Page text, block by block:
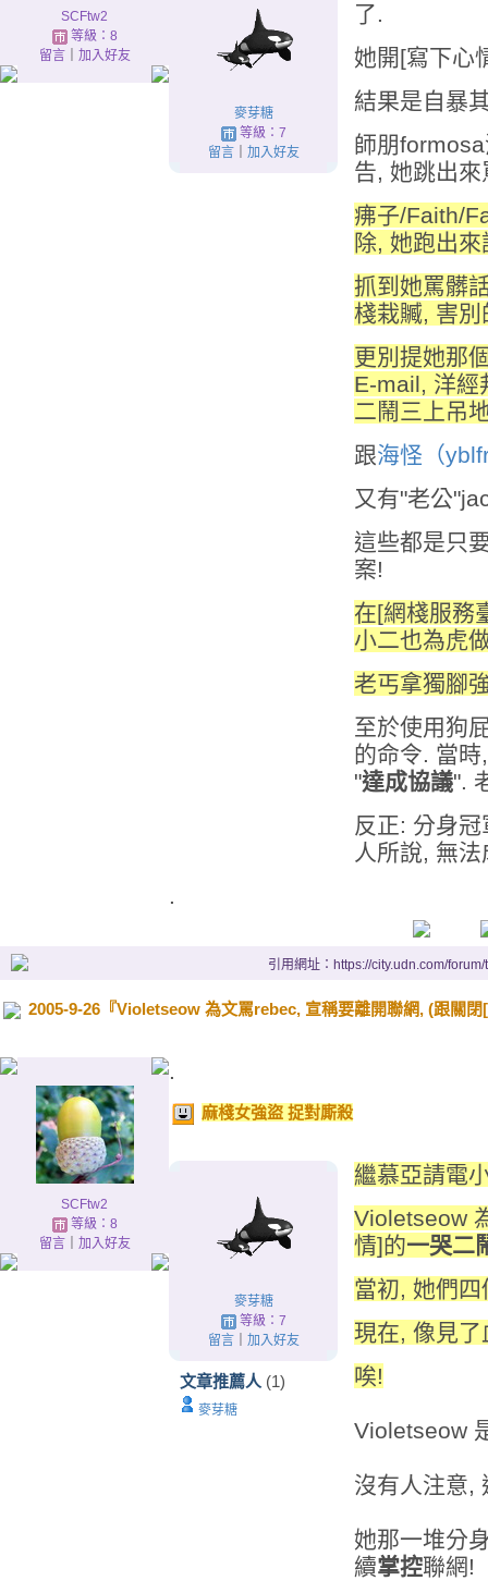
SCFtw2
等級：8
留言｜ 加入好友
麥芽糖
等級：7
留言｜ 加入好友
了.
她開[寫下心
結果是自暴
師朋
告, 她跳出來
疿子/Faith/
除, 她跑出
抓到她罵髒
棧栽贓, 害
更別提她那
E-mail, 洋經
二鬧三上吊
跟海怪（
又有"老公
這些都是只
案!
在[網棧服務
小二也為虎
老丐拿獨腳
至於使用狗
的命令. 當
"達成協議".
反正: 分身
人所說, 無法
.
引用網址：https://city.udn.com/
2005-9-26『Violetseow 為文罵rebec, 宣稱要離開聯網, (跟關
SCFtw2
等級：8
留言｜ 加入好友
.
麻棧女強盜 捉對廝殺
麥芽糖
等級：7
留言｜ 加入好友
文章推薦人 (1)
麥芽糖
繼慕亞請電
Violetseow
情]的一哭二
當初, 她們
現在, 像見
唉!
Violetseow
沒有人注意,
她那一堆分
續掌控聯網!